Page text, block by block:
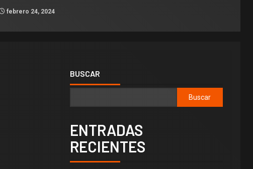
febrero 24, 2024
BUSCAR
Buscar
ENTRADAS
RECIENTES